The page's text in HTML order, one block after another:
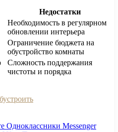
Недостатки
Необходимость в регулярном
обновлении интерьера
Ограничение бюджета на
обустройство комнаты
Сложность поддержания
чистоты и порядка
Одноклассники Messenger